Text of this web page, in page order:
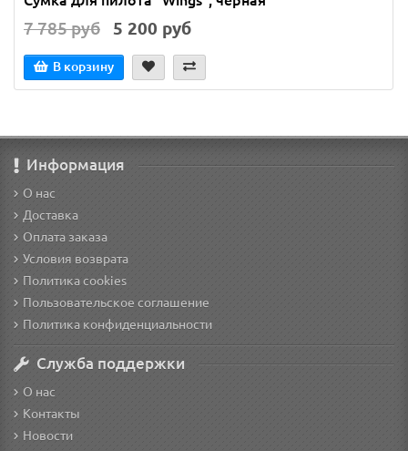
7 785 руб 5 200 руб
В корзину
Информация
О нас
Доставка
Оплата заказа
Условия возврата
Политика cookies
Пользовательское соглашение
Политика конфиденциальности
Служба поддержки
О нас
Контакты
Новости